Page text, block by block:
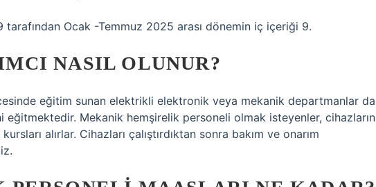
tarafından Ocak -Temmuz 2025 arası dönemin iç içeriği 9.
NASIL OLUNUR?
eğitim sunan elektrikli elektronik veya mekanik departmanlar da
eğitmektedir. Mekanik hemşirelik personeli olmak isteyenler, cihazların
alırlar. Cihazları çalıştırdıktan sonra bakım ve onarım